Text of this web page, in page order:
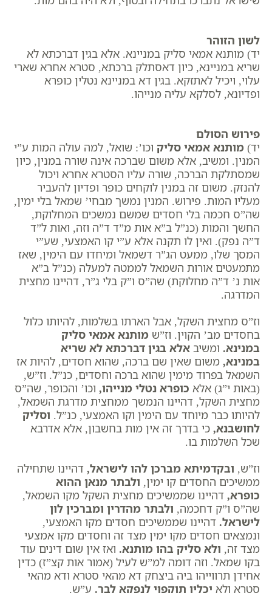
לשון הזוהר
יד) מותנא אמאי סליק במניינא. אלא בגין דברכתא לא
שריא במניינא, כיון דאסתלק ברכתא, סטרא אחרא שארי
עלוי, ויכיל לאתזקא. בגין דא במניינא נטלין כופרא
ופדיונא, לסלקא עליה מנייהו.
פירוש הסולם
יד) מותנא אמאי סליק וכו’: שואל, למה עולה המות ע”י
המנין. ומשיב, אלא משום שברכה אינה שורה במנין, כיון
שמסתלקת הברכה, שורה עליו הסטרא אחרא ויכול
להנזק. משום זה במנין לוקחים כופר ופדיון להעביר
מעליו המות. פירוש. המנין נמשך מבחי’ שמאל בלי ימין,
שה”ס חכמה בלי חסדים שמשם נמשכים המחלוקת,
החשך והמות (כנ”ל ב”א אות מ”ד ד”ה וזה, ואות ל”ד
ד”ה נפק). ואין לו תקנה אלא ע”י קו האמצעי, שע”י
המסך שלו, ממעט הג”ר דשמאל ומיחדו עם הימין, שאז
מתמעטים אורות השמאל לממטה למעלה (כנ”ל ב”א
אות נ’ ד”ה מחלוקת) שה”ס ו”ק בלי ג”ר, דהיינו מחצית
המדרגה.
וז”ס מחצית השקל, אבל הארתו בשלמות, להיותו כלול
בחסדים מב’ הקוין. וז”ש מותנא אמאי סליק
במנינא. ומשיב אלא בגין דברכתא לא שריא
במנינא, משום שאין שם ברכה, שהוא חסדים, להיות אז
השמאל בפרוד מימין שהוא ברכה וחסדים, כנ”ל. וז”ש,
(באות י”ג) אלא כופרא נטלי מנייהו, וכו’ והכופר, שה”ס
מחצית השקל, דהיינו הנמשך ממחצית מדרגת השמאל,
להיותו כבר מיוחד עם הימין וקו האמצעי, כנ”ל. וסליק
לחושבנא, כי בדרך זה אין מות בחשבון, אלא אדרבא
שכל השלמות בו.
וז”ש, ובקדמיתא מברכן להו לישראל, דהיינו שתחילה
ממשיכים החסדים קו ימין, ולבתר מנאן ההוא
כופרא, דהיינו שממשיכים מחצית השקל מקו השמאל,
שה”ס ו”ק דחכמה, ולבתר מהדרין ומברכין לון
לישראל. דהיינו שממשיכים חסדים מקו האמצעי,
ונמצאים חסדים מקו ימין מצד זה וחסדים מקו אמצעי
מצד זה, ולא סליק בהו מותנא. ואז אין שום דינים עוד
בקו שמאל. וזה דומה למ”ש לעיל (אמור אות קצ”ז) כדין
אחידן תרווייהו ביה ביצחק דא מהאי סטרא ודא מהאי
סטרא ולא יכלין תוקפוי לנפקא לבר. ע”ש.